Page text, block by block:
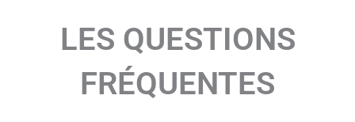
LES QUESTIONS
FRÉQUENTES